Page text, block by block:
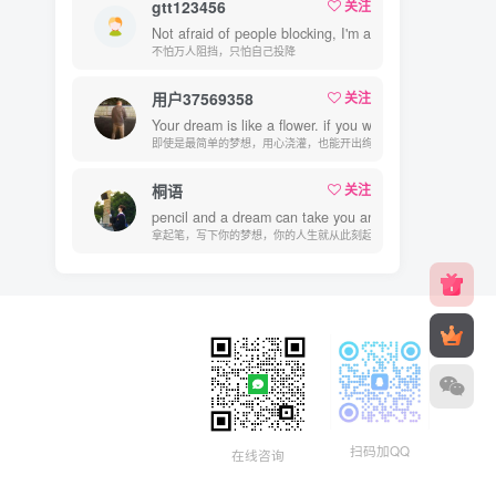
gtt123456
关注
Not afraid of people blocking, I'm afraid their surrender.
不怕万人阻挡，只怕自己投降
用户37569358
关注
Your dream is like a flower. if you water it patiently,
即使是最简单的梦想，用心浇灌，也能开出绚烂的花
桐语
关注
pencil and a dream can take you anywhere.
拿起笔，写下你的梦想，你的人生就从此刻起航
在线咨询 扫码加QQ